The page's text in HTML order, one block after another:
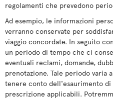
regolamenti che prevedono
Ad esempio, le informazioni
verranno conservate per
viaggio concordate. In seguito
un periodo di tempo che ci
eventuali reclami, domande,
prenotazione. Tale periodo varia
tenere conto dell'esaurimento
prescrizione applicabili.